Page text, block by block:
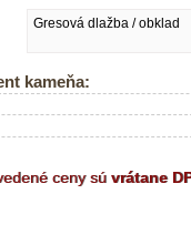
Gresová dlažba / obklad
kameňa:
ceny sú vrátane